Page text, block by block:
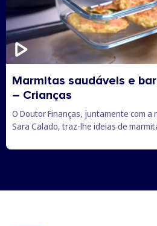
Marmitas saudáveis e
– Crianças
O Doutor Finanças, juntamente com a
Sara Calado, traz-lhe ideias de